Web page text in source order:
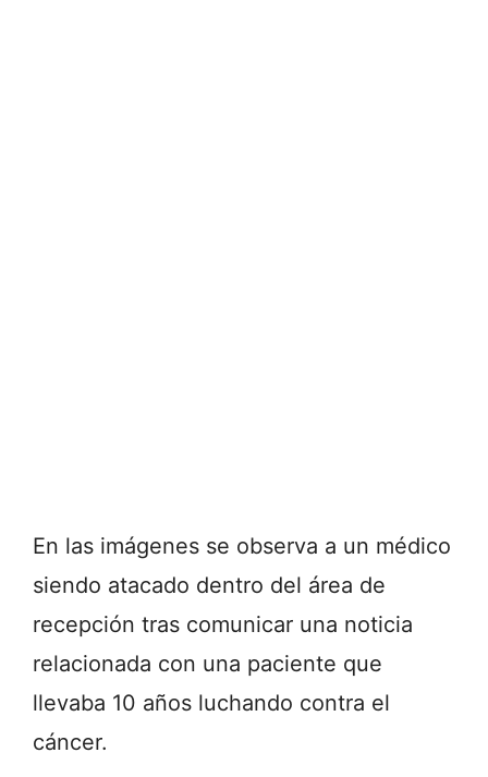
En las imágenes se observa a un médico
siendo atacado dentro del área de
recepción tras comunicar una noticia
relacionada con una paciente que
llevaba 10 años luchando contra el
cáncer.